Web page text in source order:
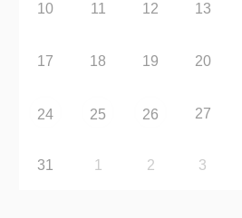
10 11 12 13
17 18 19 20
24 25 26 27
31 1 2 3